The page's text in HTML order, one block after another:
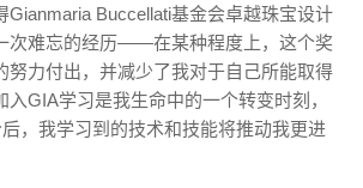
Gianmaria Buccellati基金会卓越珠宝设计
次难忘的经历——在某种程度上，这个奖
努力付出，并减少了我对于自己所能取得
入GIA学习是我生命中的一个转变时刻，
，我学习到的技术和技能将推动我更进